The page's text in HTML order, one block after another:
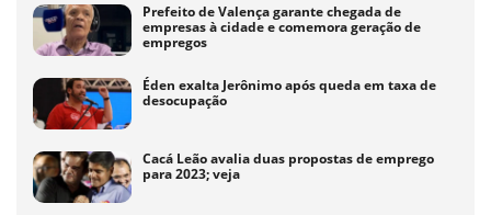
Prefeito de Valença garante chegada de
empresas à cidade e comemora geração de
empregos
Éden exalta Jerônimo após queda em taxa de
desocupação
Cacá Leão avalia duas propostas de emprego
para 2023; veja